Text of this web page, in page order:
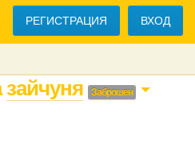
РЕГИСТРАЦИЯ ВХОД
зайчуня Заброшен